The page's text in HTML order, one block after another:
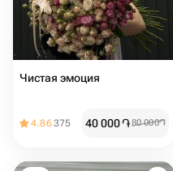
Чистая эмоция
4.86375 40 000֏80 000֏